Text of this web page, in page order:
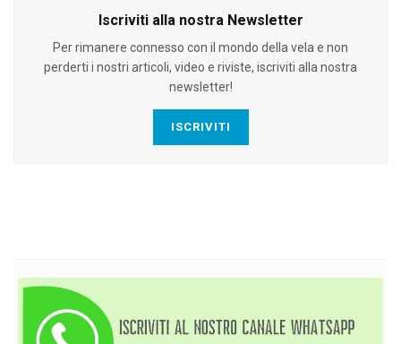
Iscriviti alla nostra Newsletter
Per rimanere connesso con il mondo della vela e non
perderti i nostri articoli, video e riviste, iscriviti alla nostra
newsletter!
ISCRIVITI